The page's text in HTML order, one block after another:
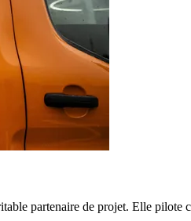
partenaire de projet. Elle pilote